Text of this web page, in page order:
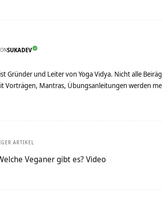
SUKADEV
Gründer und Leiter von Yoga Vidya. Nicht alle
Vorträgen, Mantras, Übungsanleitungen werden
ARTIKEL
Veganer gibt es? Video